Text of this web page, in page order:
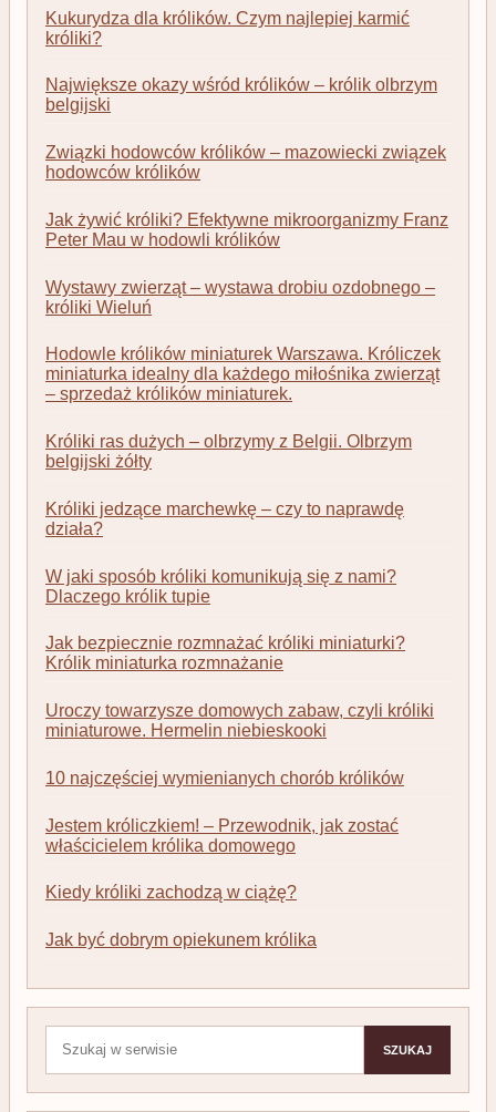
Kukurydza dla królików. Czym najlepiej karmić
króliki?
Największe okazy wśród królików – królik olbrzym
belgijski
Związki hodowców królików – mazowiecki związek
hodowców królików
Jak żywić króliki? Efektywne mikroorganizmy Franz
Peter Mau w hodowli królików
Wystawy zwierząt – wystawa drobiu ozdobnego –
króliki Wieluń
Hodowle królików miniaturek Warszawa. Króliczek
miniaturka idealny dla każdego miłośnika zwierząt
– sprzedaż królików miniaturek.
Króliki ras dużych – olbrzymy z Belgii. Olbrzym
belgijski żółty
Króliki jedzące marchewkę – czy to naprawdę
działa?
W jaki sposób króliki komunikują się z nami?
Dlaczego królik tupie
Jak bezpiecznie rozmnażać króliki miniaturki?
Królik miniaturka rozmnażanie
Uroczy towarzysze domowych zabaw, czyli króliki
miniaturowe. Hermelin niebieskooki
10 najczęściej wymienianych chorób królików
Jestem króliczkiem! – Przewodnik, jak zostać
właścicielem królika domowego
Kiedy króliki zachodzą w ciążę?
Jak być dobrym opiekunem królika
Szukaj:
SZUKAJ